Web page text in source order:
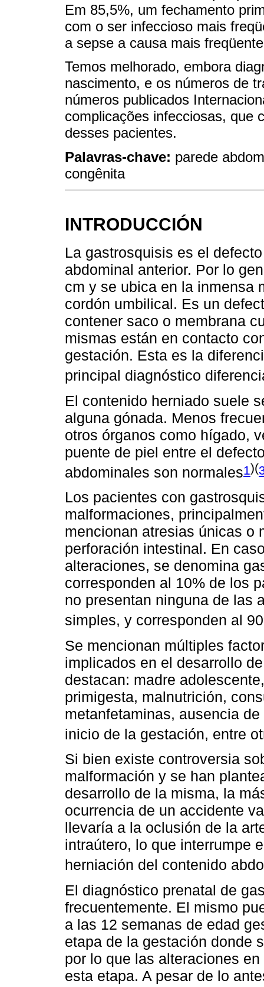
Em 85,5%, um fechamento
com o ser infeccioso mais
a sepse a causa mais
Temos melhorado, embora
nascimento, e os números de
números publicados
complicações infecciosas, que
desses pacientes.
Palavras-chave: parede
congênita
INTRODUCCIÓN
La gastrosquisis es el
abdominal anterior. Por lo
cm y se ubica en la inmensa
cordón umbilical. Es un
contener saco o membrana
mismas están en contacto
gestación. Esta es la
principal diagnóstico
El contenido herniado suele
alguna gónada. Menos
otros órganos como hígado,
puente de piel entre el
abdominales son normales1)(
Los pacientes con
malformaciones,
mencionan atresias únicas o
perforación intestinal. En
alteraciones, se denomina
corresponden al 10% de los
no presentan ninguna de las
simples, y corresponden al
Se mencionan múltiples
implicados en el desarrollo
destacan: madre
primigesta, malnutrición,
metanfetaminas, ausencia
inicio de la gestación, entre
Si bien existe controversia
malformación y se han
desarrollo de la misma, la
ocurrencia de un accidente
llevaría a la oclusión de la
intraútero, lo que interrumpe
herniación del contenido
El diagnóstico prenatal de
frecuentemente. El mismo
a las 12 semanas de edad
etapa de la gestación donde
por lo que las alteraciones
esta etapa. A pesar de lo